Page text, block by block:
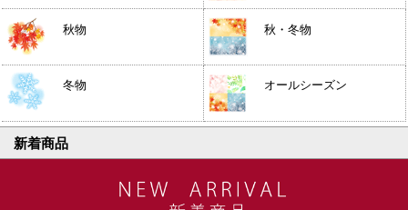
秋物 秋・冬物
冬物 オールシーズン
新着商品